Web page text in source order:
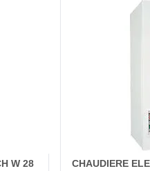
W 28
CHAUDIERE